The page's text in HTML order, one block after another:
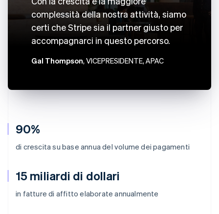
90%
di crescita su base annua del volume dei pagamenti
15 miliardi di dollari
in fatture di affitto elaborate annualmente
complessità della nostra attività, siamo
certi che Stripe sia il partner giusto per
accompagnarci in questo percorso.
Gal Thompson, VICEPRESIDENTE, APAC